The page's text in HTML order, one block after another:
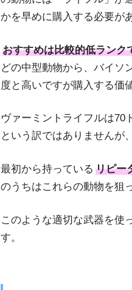
かを早めに購入する必要が
おすすめは比較的低ランク
どの中型動物から、バイソ
度と高いですが購入する価
ヴァーミントライフルは70
という訳ではありませんが
最初から持っている リピー
のうちはこれらの動物を狙
このような適切な武器を使
す。